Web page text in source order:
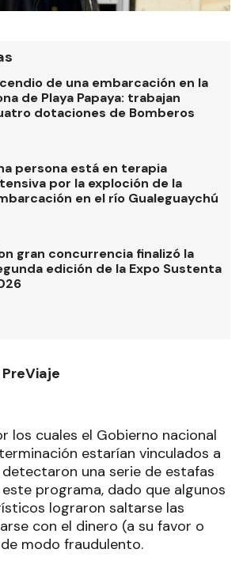
de una embarcación en la
de Playa Papaya: trabajan
dotaciones de Bomberos
persona está en terapia
por la exploción de la
en el río Gualeguaychú
gran concurrencia finalizó la
edición de la Expo Sustenta
los cuales el Gobierno nacional
estarían vinculados a
detectaron una serie de estafas
programa, dado que algunos
lograron saltarse las
con el dinero (a su favor o
modo fraudulento.